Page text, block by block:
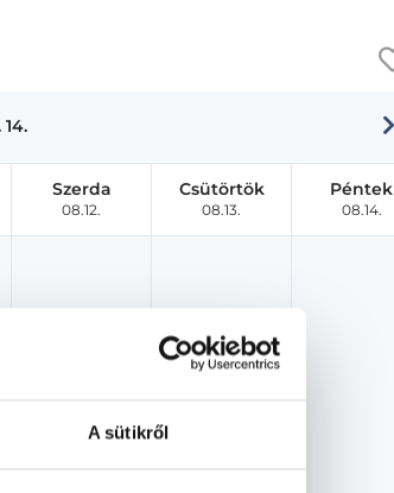
A sütikről
Szerda
08.12.
Csütörtök
08.13.
Péntek
08.14.